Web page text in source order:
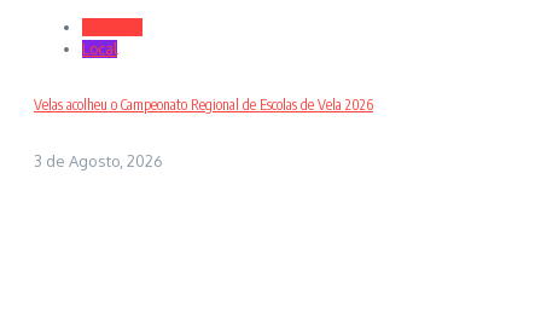
Local
Velas acolheu o Campeonato Regional de Escolas de Vela 2026
3 de Agosto, 2026